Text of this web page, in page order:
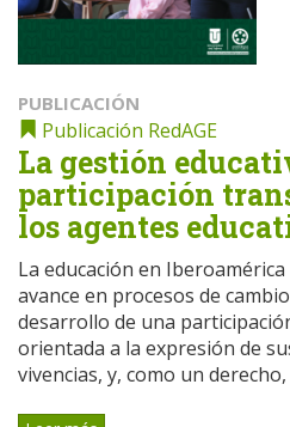
PUBLICACIÓN
Publicación RedAGE
La gestión
participación
los agentes
La educación en
avance en procesos de
desarrollo de una
orientada a la expresión de
vivencias, y, como un derecho,